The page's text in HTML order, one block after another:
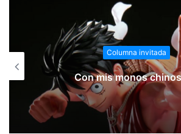
Columna invitada
La ciclosporiasis, una
parasitaria que requiere
prevención